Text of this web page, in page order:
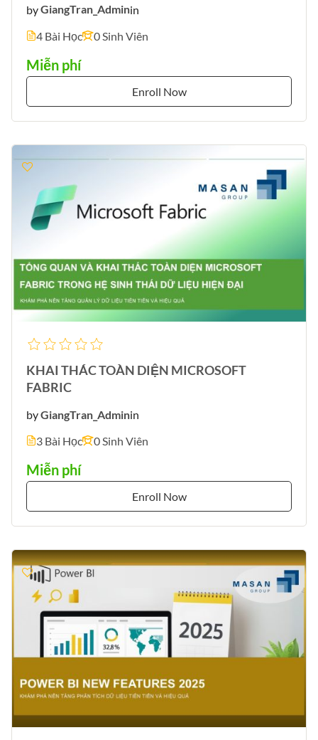
byGiangTran_Adminin
4 Bài Học
0 Sinh Viên
Miễn phí
Enroll Now
KHAI THÁC TOÀN DIỆN MICROSOFT
FABRIC
byGiangTran_Adminin
3 Bài Học
0 Sinh Viên
Miễn phí
Enroll Now